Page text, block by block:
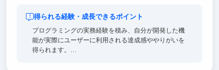
得られる経験・成長できるポイント
プログラミングの実務経験を積み、自分が開発した機
能が実際にユーザーに利用される達成感ややりがいを
得られます。